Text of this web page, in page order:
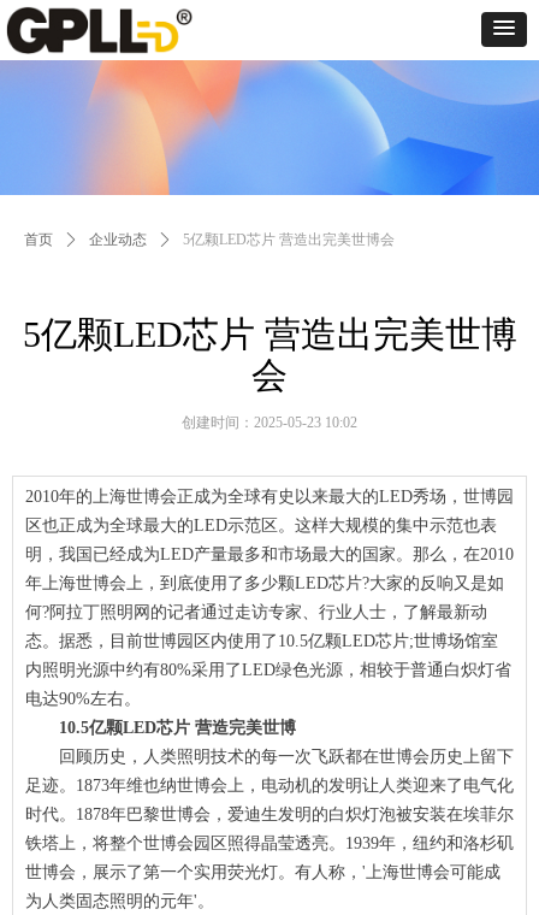
5亿颗LED芯片 营造出完美世博
会
2010年的上海世博会正成为全球有史以来最大的LED秀场，世博园
区也正成为全球最大的LED示范区。这样大规模的集中示范也表
明，我国已经成为LED产量最多和市场最大的国家。那么，在2010
年上海世博会上，到底使用了多少颗LED芯片?大家的反响又是如
何?阿拉丁照明网的记者通过走访专家、行业人士，了解最新动
态。据悉，目前世博园区内使用了10.5亿颗LED芯片;世博场馆室
内照明光源中约有80%采用了LED绿色光源，相较于普通白炽灯省
电达90%左右。
10.5亿颗LED芯片 营造完美世博
回顾历史，人类照明技术的每一次飞跃都在世博会历史上留下
足迹。1873年维也纳世博会上，电动机的发明让人类迎来了电气化
时代。1878年巴黎世博会，爱迪生发明的白炽灯泡被安装在埃菲尔
铁塔上，将整个世博会园区照得晶莹透亮。1939年，纽约和洛杉矶
世博会，展示了第一个实用荧光灯。有人称，'上海世博会可能成
为人类固态照明的元年'。
创建时间： 2025-05-23 10:02
首页 ꄲ 企业动态 ꄲ 5亿颗LED芯片 营造出完美世博会